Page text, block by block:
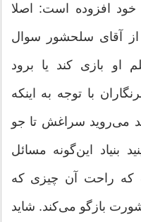
افزوده است: اصلا
از آقای سلحشور سوال
بازی کند یا برود
با توجه به اینکه
می‌روید سراغش تا جو
بنیاد این‌گونه مسائل
راحت آن چیزی که
بازگو می‌کند. شاید